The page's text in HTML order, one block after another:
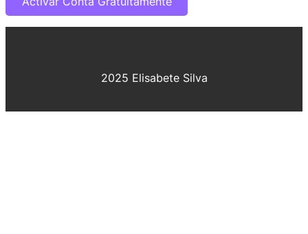
2025 Elisabete Silva